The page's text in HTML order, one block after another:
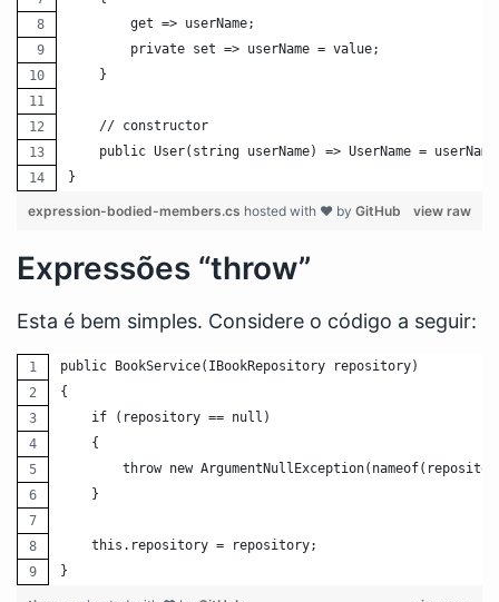
        get => userName;
        private set => userName = value;
    }
    // constructor
public User(string userName) => UserName =
}
view raw
expression-bodied-members.cs hosted with ❤ by GitHub
Expressões “throw”
Esta é bem simples. Considere o código a seguir:
public BookService(IBookRepository repository)
{
    if (repository == null)
    {
throw new
    }
    this.repository = repository;
}